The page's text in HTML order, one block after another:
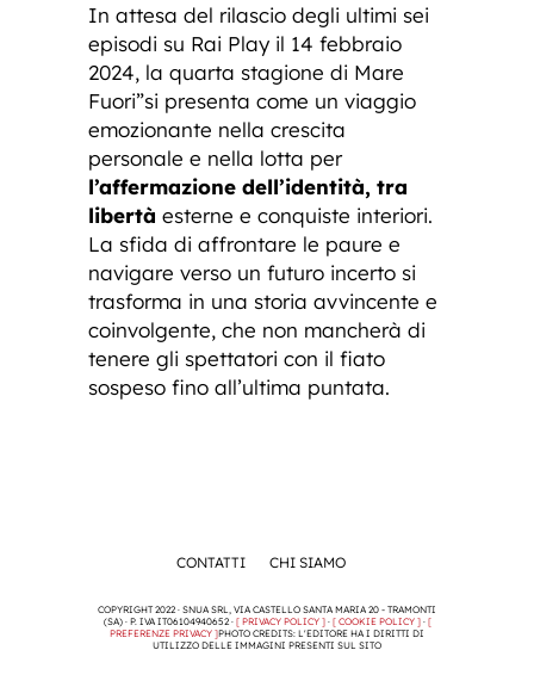
In attesa del rilascio degli ultimi sei
episodi su Rai Play il 14 febbraio
2024, la quarta stagione di Mare
Fuori”si presenta come un viaggio
emozionante nella crescita
personale e nella lotta per
l’affermazione dell’identità, tra
libertà esterne e conquiste interiori.
La sfida di affrontare le paure e
navigare verso un futuro incerto si
trasforma in una storia avvincente e
coinvolgente, che non mancherà di
tenere gli spettatori con il fiato
sospeso fino all’ultima puntata.
CONTATTI CHI SIAMO
COPYRIGHT 2022 · SNUA SRL, VIA CASTELLO SANTA MARIA 20 - TRAMONTI
(SA) · P. IVA IT06104940652 · [ PRIVACY POLICY ]· [ COOKIE POLICY ]· [
PREFERENZE PRIVACY ]PHOTO CREDITS: L'EDITORE HA I DIRITTI DI
UTILIZZO DELLE IMMAGINI PRESENTI SUL SITO